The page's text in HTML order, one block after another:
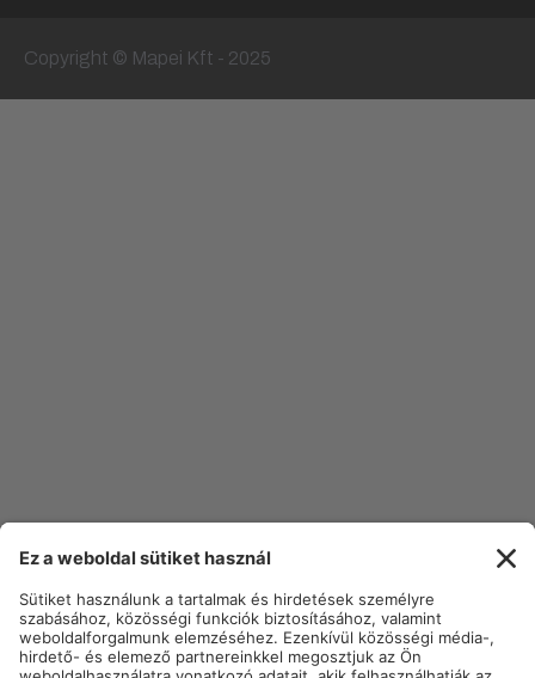
Copyright © Mapei Kft - 2025